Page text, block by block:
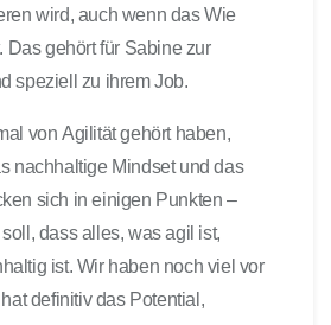
wird, auch wenn das Wie
Das gehört für Sabine zur
speziell zu ihrem Job.
von Agilität gehört haben,
nachhaltige Mindset und das
sich in einigen Punkten –
dass alles, was agil ist,
ist. Wir haben noch viel vor
definitiv das Potential,